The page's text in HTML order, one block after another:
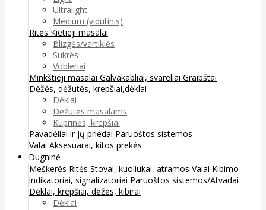
Ultralight
Medium (vidutinis)
Ritės Kietieji masalai
Blizgės/vartiklės
Sukrės
Vobleriai
Minkštieji masalai Galvakabliai, svareliai Graibštai
Dėžės, dėžutės, krepšiai,dėklai
Dėklai
Dėžutės masalams
Kuprinės, krepšiai
Pavadėliai ir jų priedai Paruoštos sistemos
Valai Aksesuarai, kitos prekės
Dugninė
Meškerės Ritės Stovai, kuoliukai, atramos Valai Kibimo
indikatoriai, signalizatoriai Paruoštos sistemos/Atvadai
Dėklai, krepšiai, dėžės, kibirai
Dėklai